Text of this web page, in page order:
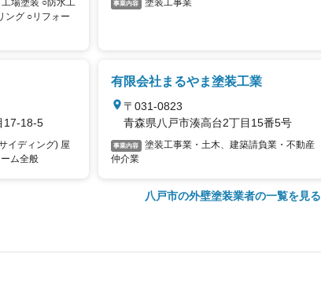
場塗装 ○防水工
ング ○リフォー
事業内容 塗装工事業
17-18-5
イディング) 屋
ム全般
有限会社まるやま塗装工業
〒031-0823
青森県八戸市湊高台2丁目15番5号
事業内容
塗装工事業・土木、建築請負業・不動産
仲介業
八戸市の外壁塗装業者の一覧を見る